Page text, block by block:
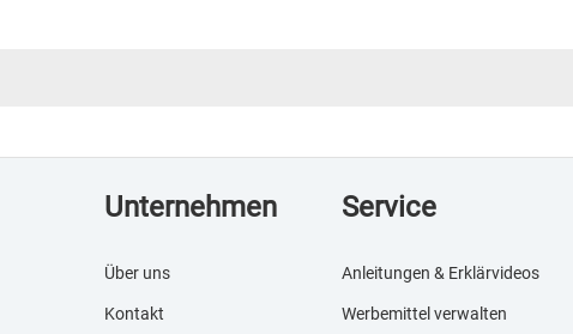
Unternehmen
Über uns
Kontakt
Service
Anleitungen & Erklärvideos
Werbemittel verwalten